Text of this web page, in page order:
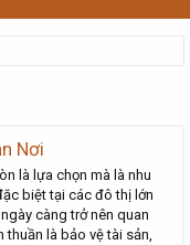
Nơi
là lựa chọn mà là nhu
biệt tại các đô thị lớn
càng trở nên quan
thuần là bảo vệ tài sản,